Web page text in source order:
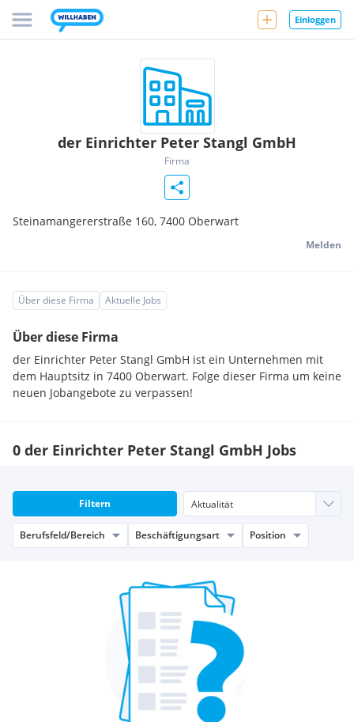
Einloggen
der Einrichter Peter Stangl GmbH
Firma
Steinamangererstraße 160, 7400 Oberwart
Melden
Über diese Firma Aktuelle Jobs
Über diese Firma
der Einrichter Peter Stangl GmbH ist ein Unternehmen mit
dem Hauptsitz in 7400 Oberwart. Folge dieser Firma um keine
neuen Jobangebote zu verpassen!
0 der Einrichter Peter Stangl GmbH Jobs
Filtern
Berufsfeld/Bereich Beschäftigungsart Position